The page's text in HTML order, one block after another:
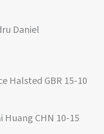
Daniel
Halsted GBR 15-10
Huang CHN 10-15